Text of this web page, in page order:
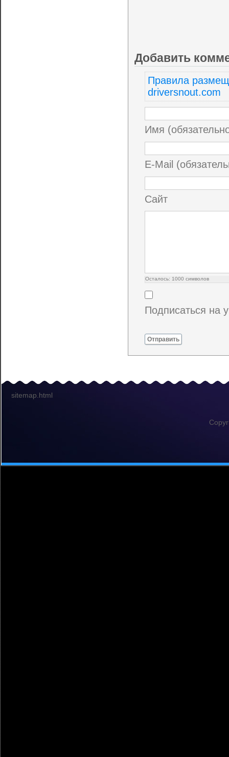
Добавить
Правила
driversnout.com
Имя
E-Mail
Сайт
Осталось: 1000 символов
Подписаться на
Отправить
sitemap.html